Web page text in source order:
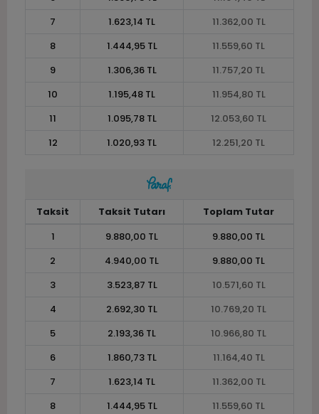
7
1.623,14 TL
11.362,00 TL
8
1.444,95 TL
11.559,60 TL
9
1.306,36 TL
11.757,20 TL
10
1.195,48 TL
11.954,80 TL
11
1.095,78 TL
12.053,60 TL
12
1.020,93 TL 12.251,20 TL
Taksit Taksit Tutarı
Toplam Tutar
1
9.880,00 TL
9.880,00 TL
2
4.940,00 TL
9.880,00 TL
3
3.523,87 TL
10.571,60 TL
4
2.692,30 TL
10.769,20 TL
5
2.193,36 TL
10.966,80 TL
6
1.860,73 TL
11.164,40 TL
7
1.623,14 TL
11.362,00 TL
8
1.444,95 TL
11.559,60 TL